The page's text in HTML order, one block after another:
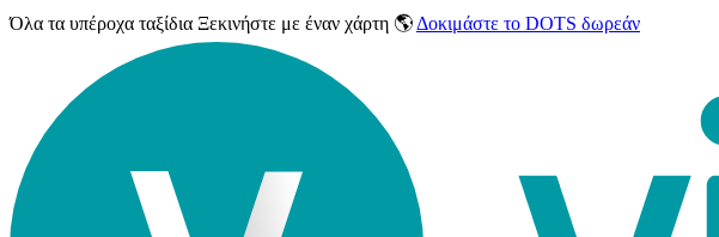
Όλα τα υπέροχα ταξίδια Ξεκινήστε με έναν χάρτη 🌎 Δοκιμάστε το DOTS δωρεάν